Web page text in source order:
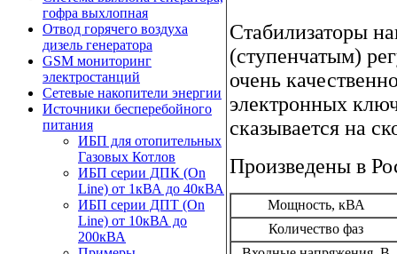
гофра выхлопная
Отвод горячего воздуха
дизель генератора
GSM мониторинг
электростанций
Сетевые накопители энергии
Источники бесперебойного
питания
ИБП для отопительных
Газовых Котлов
ИБП серии ДПК (On
Line) от 1кВА до 40кВА
ИБП серии ДПТ (On
Line) от 10кВА до
200кВА
Стабилизаторы
(ступенчатым)
очень
электронных
сказывается на
Произведены в
Мощность, кВА
Количество фаз